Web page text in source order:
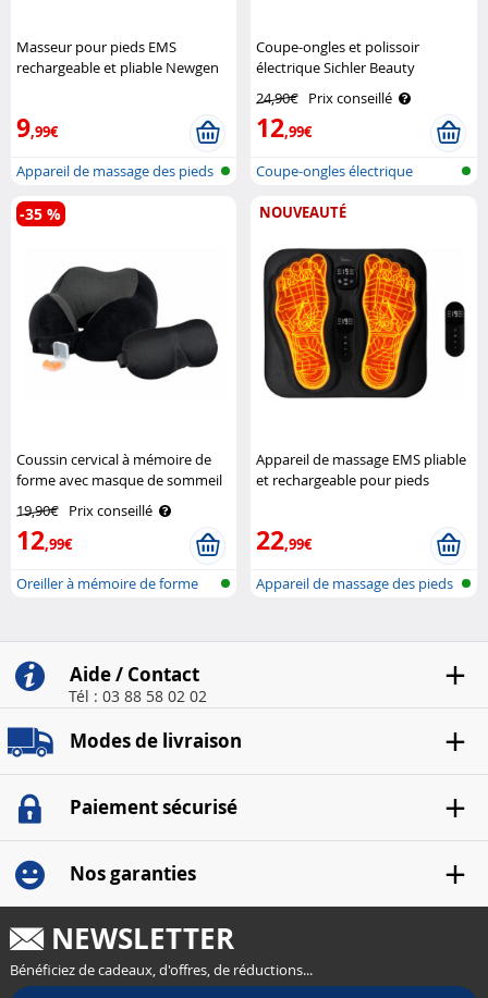
Masseur pour pieds EMS
rechargeable et pliable Newgen
9,99€
Appareil de massage des pieds
EMS à..
Coupe-ongles et polissoir
électrique Sichler Beauty
24,90€ Prix conseillé
12,99€
Coupe-ongles électrique
Coussin cervical à mémoire de
forme avec masque de sommeil
et bouchons d’oreille Newgen
Medicals
19,90€ Prix conseillé
12,99€
-35 %
Oreiller à mémoire de forme
NOUVEAUTÉ
Appareil de massage EMS pliable
et rechargeable pour pieds
22,99€
Appareil de massage des pieds
Aide / Contact
Tél : 03 88 58 02 02
Modes de livraison
Paiement sécurisé
Nos garanties
NEWSLETTER
Bénéficiez de cadeaux, d'offres, de réductions...